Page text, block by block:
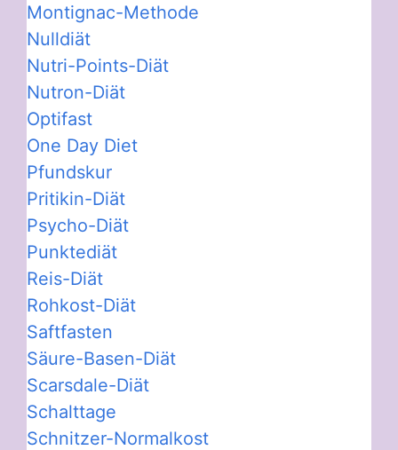
Montignac-Methode
Nulldiät
Nutri-Points-Diät
Nutron-Diät
Optifast
One Day Diet
Pfundskur
Pritikin-Diät
Psycho-Diät
Punktediät
Reis-Diät
Rohkost-Diät
Saftfasten
Säure-Basen-Diät
Scarsdale-Diät
Schalttage
Schnitzer-Normalkost